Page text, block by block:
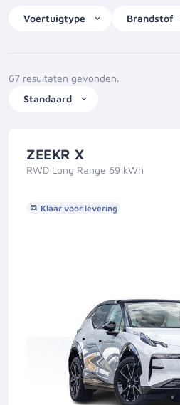
Voertuigtype Brandstof
67 resultaten gevonden.
Standaard
ZEEKR X
RWD Long Range 69 kWh
Klaar voor levering